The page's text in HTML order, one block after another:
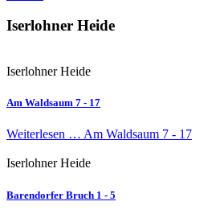
Iserlohner Heide
Iserlohner Heide
Am Waldsaum 7 - 17
Weiterlesen … Am Waldsaum 7 - 17
Iserlohner Heide
Barendorfer Bruch 1 - 5